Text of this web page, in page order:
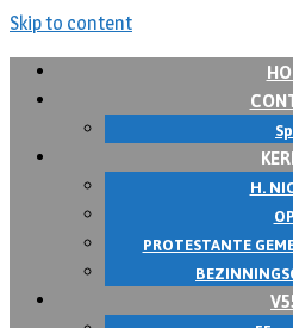
Skip to content
H.
PROTESTANTE